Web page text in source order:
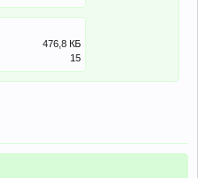
476,8 КБ
15